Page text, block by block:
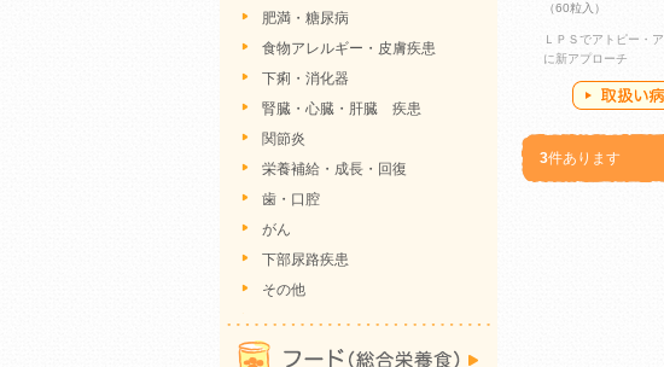
（60粒入）
ＬＰＳでアトピー・
に新アプローチ
3件あります
肥満・糖尿病
食物アレルギー・皮膚疾患
下痢・消化器
腎臓・心臓・肝臓 疾患
関節炎
栄養補給・成長・回復
歯・口腔
がん
下部尿路疾患
その他